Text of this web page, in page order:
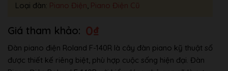
Loại đàn: Piano Điện, Piano Điện Cũ
0₫
Đàn piano điện Roland F-140R là cây đàn piano kỹ thuật số
được thiết kế riêng biệt, phù hợp cuộc sống hiện đại. Đàn